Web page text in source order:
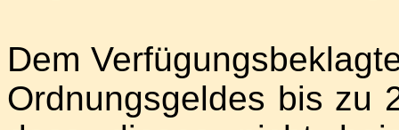
Dem
Ordnungsgeldes bis zu